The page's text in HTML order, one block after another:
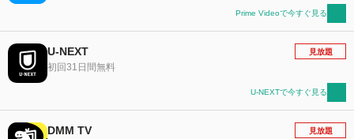
Prime Videoで今すぐ見る
U-NEXT
初回31日間無料
見放題
U-NEXTで今すぐ見る
DMM TV 見放題